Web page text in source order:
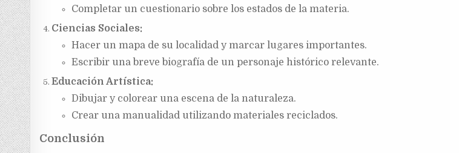
Completar un cuestionario sobre los estados de la materia.
Ciencias Sociales:
Hacer un mapa de su localidad y marcar lugares importantes.
Escribir una breve biografía de un personaje histórico relevante.
Educación Artística:
Dibujar y colorear una escena de la naturaleza.
Crear una manualidad utilizando materiales reciclados.
Conclusión